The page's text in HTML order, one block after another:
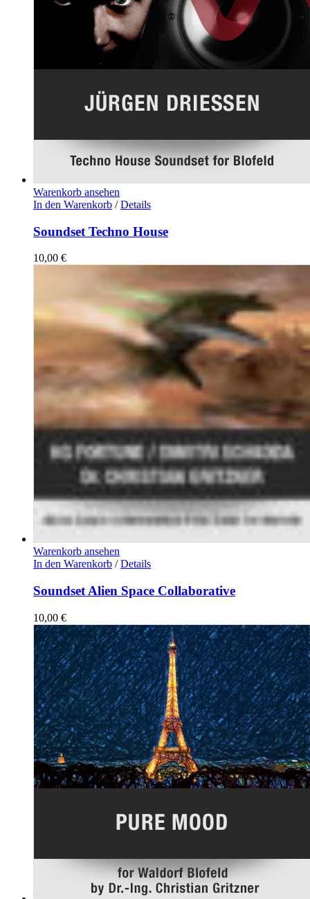
Warenkorb ansehen
In den Warenkorb / Details
Soundset Techno House
10,00 €
Warenkorb ansehen
In den Warenkorb / Details
Soundset Alien Space Collaborative
10,00 €